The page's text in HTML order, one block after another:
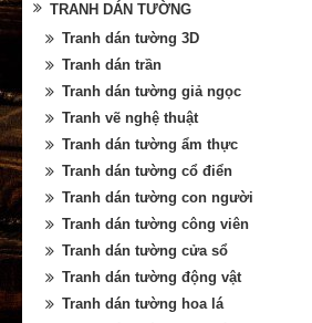
TRANH DÁN TƯỜNG
Tranh dán tường 3D
Tranh dán trần
Tranh dán tường giả ngọc
Tranh vẽ nghệ thuật
Tranh dán tường ẩm thực
Tranh dán tường cổ điển
Tranh dán tường con người
Tranh dán tường công viên
Tranh dán tường cửa sổ
Tranh dán tường động vật
Tranh dán tường hoa lá